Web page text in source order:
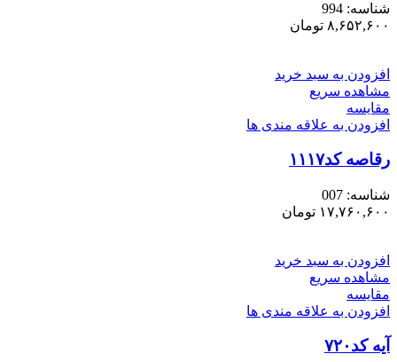
شناسه: 994
۸,۶۵۲,۶۰۰ تومان
افزودن به سبد خرید
مشاهده سریع
مقایسه
افزودن به علاقه مندی ها
رقاصه کد۱۱۱۷
شناسه: 007
۱۷,۷۶۰,۶۰۰ تومان
افزودن به سبد خرید
مشاهده سریع
مقایسه
افزودن به علاقه مندی ها
آیه کد۷۲۰